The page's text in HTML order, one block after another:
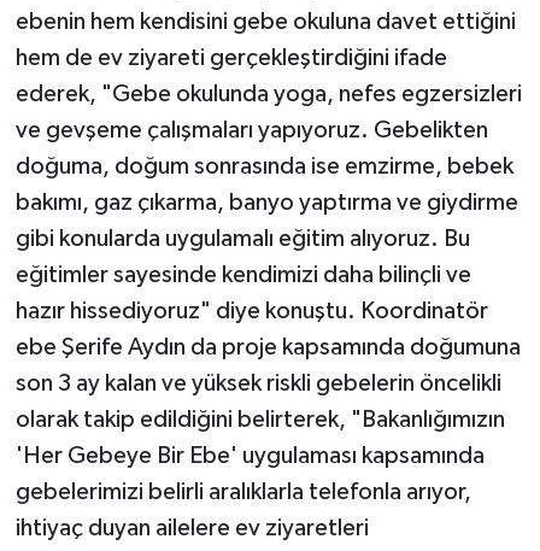
ebenin hem kendisini gebe okuluna davet ettiğini
hem de ev ziyareti gerçekleştirdiğini ifade
ederek, "Gebe okulunda yoga, nefes egzersizleri
ve gevşeme çalışmaları yapıyoruz. Gebelikten
doğuma, doğum sonrasında ise emzirme, bebek
bakımı, gaz çıkarma, banyo yaptırma ve giydirme
gibi konularda uygulamalı eğitim alıyoruz. Bu
eğitimler sayesinde kendimizi daha bilinçli ve
hazır hissediyoruz" diye konuştu. Koordinatör
ebe Şerife Aydın da proje kapsamında doğumuna
son 3 ay kalan ve yüksek riskli gebelerin öncelikli
olarak takip edildiğini belirterek, "Bakanlığımızın
'Her Gebeye Bir Ebe' uygulaması kapsamında
gebelerimizi belirli aralıklarla telefonla arıyor,
ihtiyaç duyan ailelere ev ziyaretleri